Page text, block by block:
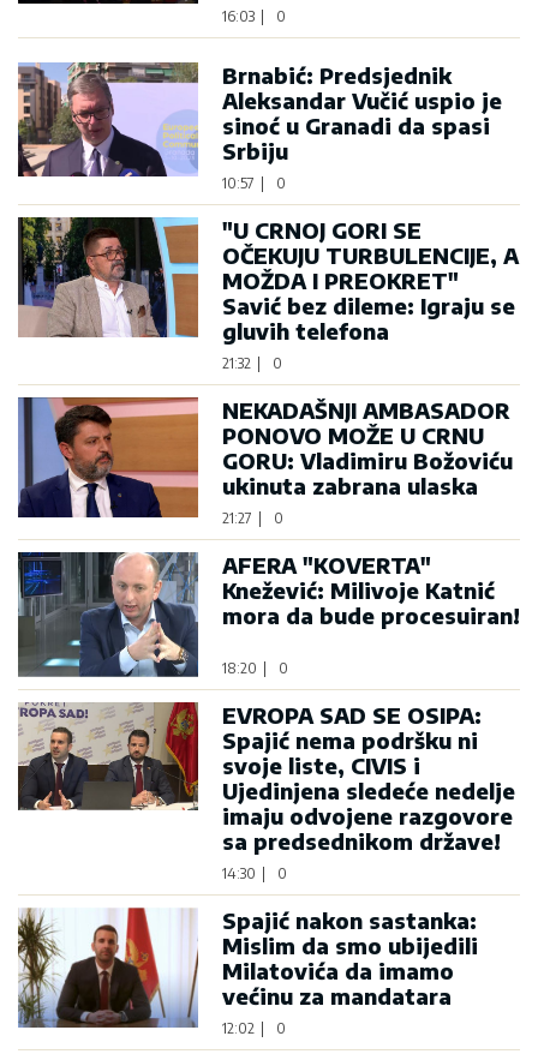
16:03 0
Brnabić: Predsjednik
Aleksandar Vučić uspio je
sinoć u Granadi da spasi
Srbiju
10:57 0
"U CRNOJ GORI SE
OČEKUJU TURBULENCIJE, A
MOŽDA I PREOKRET"
Savić bez dileme: Igraju se
gluvih telefona
21:32 0
NEKADAŠNJI AMBASADOR
PONOVO MOŽE U CRNU
GORU: Vladimiru Božoviću
ukinuta zabrana ulaska
21:27 0
AFERA "KOVERTA"
Knežević: Milivoje Katnić
mora da bude procesuiran!
18:20 0
EVROPA SAD SE OSIPA:
Spajić nema podršku ni
svoje liste, CIVIS i
Ujedinjena sledeće nedelje
imaju odvojene razgovore
sa predsednikom države!
14:30 0
Spajić nakon sastanka:
Mislim da smo ubijedili
Milatovića da imamo
većinu za mandatara
12:02 0